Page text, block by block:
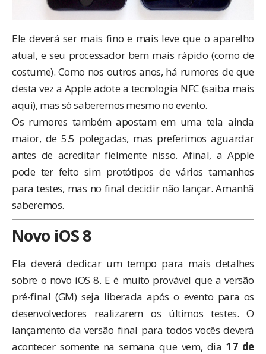
Ele deverá ser mais fino e mais leve que o aparelho
atual, e seu processador bem mais rápido (como de
costume). Como nos outros anos, há rumores de que
desta vez a Apple adote a tecnologia NFC (saiba mais
aqui), mas só saberemos mesmo no evento.
Os rumores também apostam em uma tela ainda
maior, de 5.5 polegadas, mas preferimos aguardar
antes de acreditar fielmente nisso. Afinal, a Apple
pode ter feito sim protótipos de vários tamanhos
para testes, mas no final decidir não lançar. Amanhã
saberemos.
Novo iOS 8
Ela deverá dedicar um tempo para mais detalhes
sobre o novo iOS 8. E é muito provável que a versão
pré-final (GM) seja liberada após o evento para os
desenvolvedores realizarem os últimos testes. O
lançamento da versão final para todos vocês deverá
acontecer somente na semana que vem, dia17 de